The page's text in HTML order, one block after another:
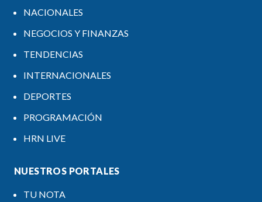
NACIONALES
NEGOCIOS Y FINANZAS
TENDENCIAS
INTERNACIONALES
DEPORTES
PROGRAMACIÓN
HRN LIVE
NUESTROS PORTALES
TU NOTA